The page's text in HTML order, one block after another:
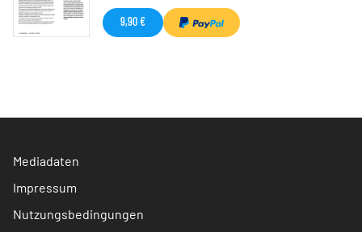
9,90 €
Mediadaten
Impressum
Nutzungsbedingungen